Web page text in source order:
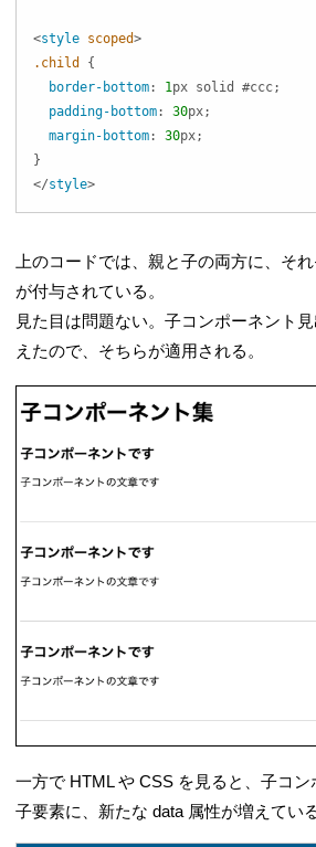
<style scoped>
.child
{
border-bottom: 1px solid #ccc;
padding-bottom: 30px;
margin-bottom: 30px;
}
</style>
上のコードでは、親と子の両方に、そ
が付与されている。
見た目は問題ない。子コンポーネント
えたので、そちらが適用される。
一方で HTML や CSS を見ると、子コ
子要素に、新たな data 属性が増えている